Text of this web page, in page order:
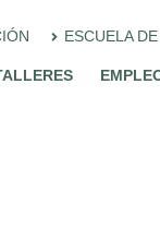
ESCUELA